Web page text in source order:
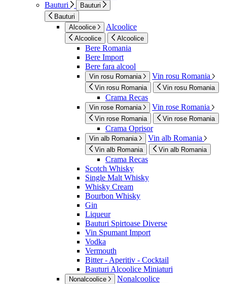
Bauturi
Bauturi
Bauturi
Alcoolice
Alcoolice
Alcoolice Alcoolice
Bere Romania
Bere Import
Bere fara alcool
Vin rosu Romania Vin rosu Romania
Vin rosu Romania Vin rosu Romania
Crama Recas
Vin rose Romania Vin rose Romania
Vin rose Romania Vin rose Romania
Crama Oprisor
Vin alb Romania Vin alb Romania
Vin alb Romania Vin alb Romania
Crama Recas
Scotch Whisky
Single Malt Whisky
Whisky Cream
Bourbon Whisky
Gin
Liqueur
Bauturi Spirtoase Diverse
Vin Spumant Import
Vodka
Vermouth
Bitter - Aperitiv - Cocktail
Bauturi Alcoolice Miniaturi
Nonalcoolice Nonalcoolice